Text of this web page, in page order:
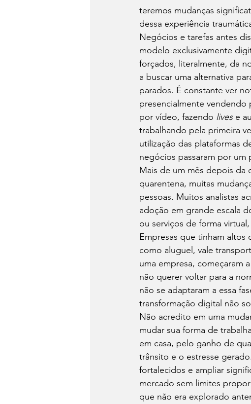
teremos mudanças
dessa experiência
Negócios e tarefas antes
modelo exclusivamente
forçados, literalmente, da
a buscar uma alternativa
parados. É constante ver
presencialmente vendendo
por vídeo, fazendo lives e
trabalhando pela primeira
utilização das plataformas
negócios passaram por um
Mais de um mês depois da
quarentena, muitas
pessoas. Muitos analistas
adoção em grande escala
ou serviços de forma
Empresas que tinham altos
como aluguel, vale
uma empresa, começaram
não querer voltar para a
não se adaptaram a essa
transformação digital não
Não acredito em uma
mudar sua forma de
em casa, pelo ganho de
trânsito e o estresse
fortalecidos e ampliar
mercado sem limites
que não era explorado